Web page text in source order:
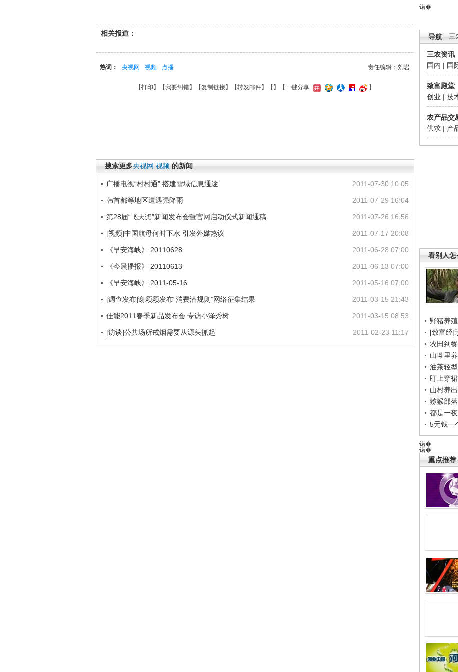
锘�
三
导航
三农资讯
国内 | 国
致富殿堂
创业 | 技
农产品交
供求 | 产
看别人怎
野猪养
[致富经]
农田到
山坳里
油茶轻
盯上穿
山村养
猕猴部
都是一
5元钱一
锘�
锘�
重点推荐
相关报道：
责任编辑：刘岩
热词： 央视网 视频 点播
【打印 】【我要纠错】【复制链接】【转发邮件】【 】 【一键分享 】
搜索更多央视网 视频 的新闻
2011-07-30 10:05
广播电视“村村通” 搭建雪域信息通途
2011-07-29 16:04
韩首都等地区遭遇强降雨
2011-07-26 16:56
第28届“飞天奖”新闻发布会暨官网启动仪式新闻通稿
2011-07-17 20:08
[视频]中国航母何时下水 引发外媒热议
2011-06-28 07:00
《早安海峡》 20110628
2011-06-13 07:00
《今晨播报》 20110613
2011-05-16 07:00
《早安海峡》 2011-05-16
2011-03-15 21:43
[调查发布]谢颖颖发布“消费潜规则”网络征集结果
2011-03-15 08:53
佳能2011春季新品发布会 专访小泽秀树
2011-02-23 11:17
[访谈]公共场所戒烟需要从源头抓起